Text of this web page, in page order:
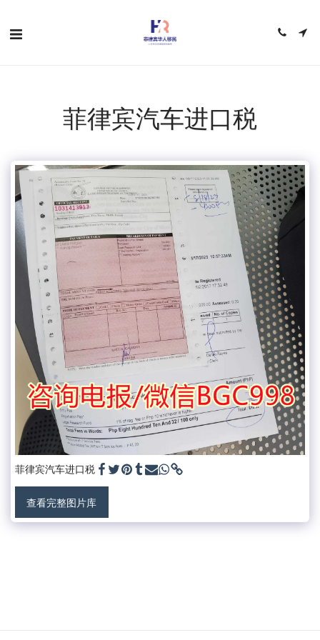
菲律宾汽车进口税
菲律宾汽车进口税
查看完整图片库